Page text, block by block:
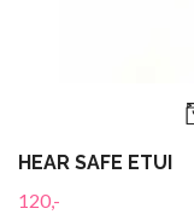
HEAR SAFE ETUI
120,-